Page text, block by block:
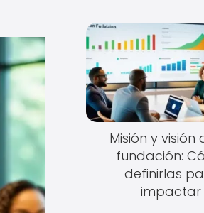
Misión y visión
fundación:
definirlas
impactar